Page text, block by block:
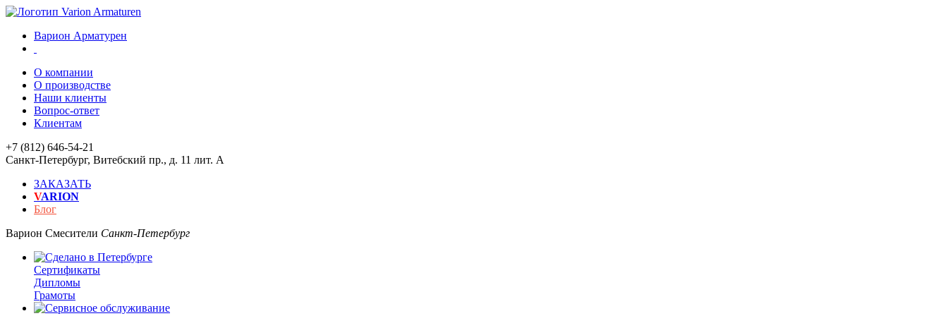
Варион Арматурен
О компании
О производстве
Наши клиенты
Вопрос-ответ
Клиентам
+7 (812) 646-54-21
Санкт-Петербург, Витебский пр., д. 11 лит. А
ЗАКАЗАТЬ
VARION
Блог
Варион Смесители Санкт-Петербург
Сертификаты
Дипломы
Грамоты